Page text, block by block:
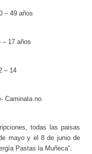
– 49 años
– 17 años
– 14
Caminata no
todas las paisas
mayo y el 8 de junio de
Pastas la Muñeca”.